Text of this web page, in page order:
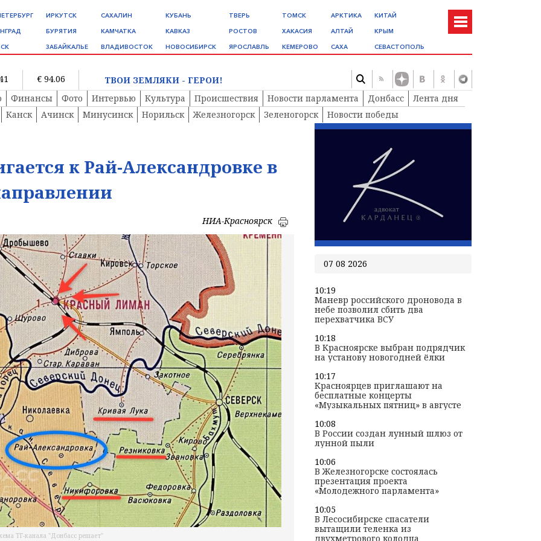
ИРКУТСК
БУРЯТИЯ
ЗАБАЙКАЛЬЕ
САХАЛИН
КАМЧАТКА
ВЛАДИВОСТОК
КУБАНЬ
КАВКАЗ
НОВОСИБИРСК
ТВЕРЬ
РОСТОВ
ЯРОСЛАВЛЬ
ТОМСК
ХАКАСИЯ
КЕМЕРОВО
АРКТИКА
АЛТАЙ
САХА
КИТАЙ
КРЫМ
СЕВАСТОПОЛЬ
€ 94.06
ТВОИ ЗЕМЛЯКИ - ГЕРОИ!
Финансы Фото Интервью Культура Происшествия Новости парламента Донбасс
Лента дня
Канск
Ачинск Минусинск Норильск Железногорск Зеленогорск Новости победы
к Рай-Александровке в
НИА-Красноярск
ТГ-канала "Донбасс решает"
07 08 2026
10:19
Маневр российского дроновода в
небе позволил сбить два
перехватчика ВСУ
10:18
В Красноярске выбран подрядчик
на установу новогодней ёлки
10:17
Красноярцев приглашают на
бесплатные концерты
«Музыкальных пятниц» в августе
10:08
В России создан лунный шлюз от
лунной пыли
10:06
В Железногорске состоялась
презентация проекта
«Молодежного парламента»
10:05
В Лесосибирске спасатели
вытащили теленка из
двухметрового колодца